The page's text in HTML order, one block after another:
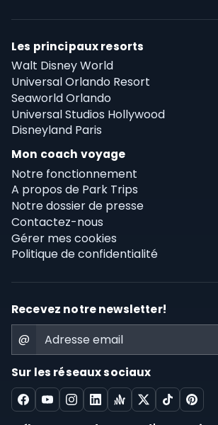
Les principaux resorts
Walt Disney World
Universal Orlando Resort
Seaworld Orlando
Universal Studios Hollywood
Disneyland Paris
Mon coach voyage
Notre fonctionnement
A propos de Park Trips
Notre dossier de presse
Contactez-nous
Gérer mes cookies
Politique de confidentialité
Recevez notre newsletter!
@
Sur les réseaux sociaux